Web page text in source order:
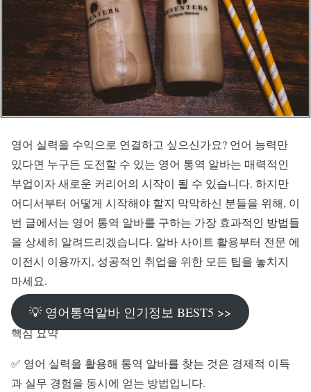
영어 실력을 수익으로 연결하고 싶으신가요? 언어 능력만
있다면 누구든 도전할 수 있는 영어 통역 알바는 매력적인
부업이자 새로운 커리어의 시작이 될 수 있습니다. 하지만
어디서부터 어떻게 시작해야 할지 막막하신 분들을 위해, 이
번 글에서는 영어 통역 알바를 구하는 가장 효과적인 방법들
을 상세히 알려드리겠습니다. 알바 사이트 활용부터 전문 에
이전시 이용까지, 성공적인 취업을 위한 모든 팁을 놓치지
마세요.
💡 영어통역알바 인기정보 BEST5 >>
핵심 요약
✅ 영어 실력을 활용해 통역 알바를 찾는 것은 경제적 이득
과 실무 경험을 동시에 얻는 방법입니다.